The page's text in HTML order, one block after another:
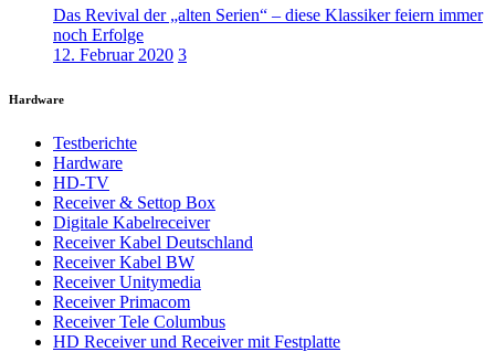
Das Revival der „alten Serien“ – diese Klassiker feiern immer
noch Erfolge
12. Februar 2020 3
Hardware
Testberichte
Hardware
HD-TV
Receiver & Settop Box
Digitale Kabelreceiver
Receiver Kabel Deutschland
Receiver Kabel BW
Receiver Unitymedia
Receiver Primacom
Receiver Tele Columbus
HD Receiver und Receiver mit Festplatte